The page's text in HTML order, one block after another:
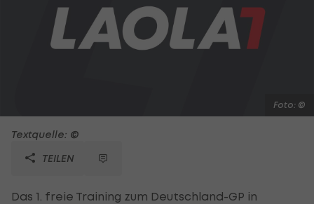
Foto: ©
Textquelle: ©
TEILEN
Das 1. freie Training zum Deutschland-GP in